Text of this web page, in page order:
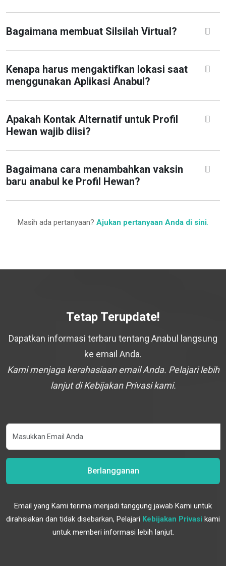
Bagaimana membuat Silsilah Virtual?
Kenapa harus mengaktifkan lokasi saat
menggunakan Aplikasi Anabul?
Apakah Kontak Alternatif untuk Profil
Hewan wajib diisi?
Bagaimana cara menambahkan vaksin
baru anabul ke Profil Hewan?
Masih ada pertanyaan? Ajukan pertanyaan Anda di sini.
Tetap Terupdate!
Dapatkan informasi terbaru tentang Anabul langsung
ke email Anda.
Kami menjaga kerahasiaan email Anda. Pelajari lebih
lanjut di Kebijakan Privasi kami.
Berlangganan
Email yang Kami terima menjadi tanggung jawab Kami untuk
dirahsiakan dan tidak disebarkan, Pelajari Kebijakan Privasi kami
untuk memberi informasi lebih lanjut.